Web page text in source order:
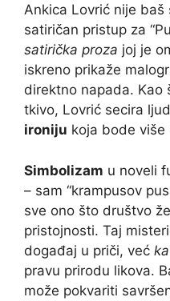
Ankica Lovrić nije baš
satiričan pristup za
satirička proza joj je
iskreno prikaže
direktno napada. Kao
tkivo, Lovrić secira
ironiju koja bode više
Simbolizam u noveli
– sam “krampusov
sve ono što društvo
pristojnosti. Taj
događaj u priči, već
pravu prirodu likova.
može pokvariti